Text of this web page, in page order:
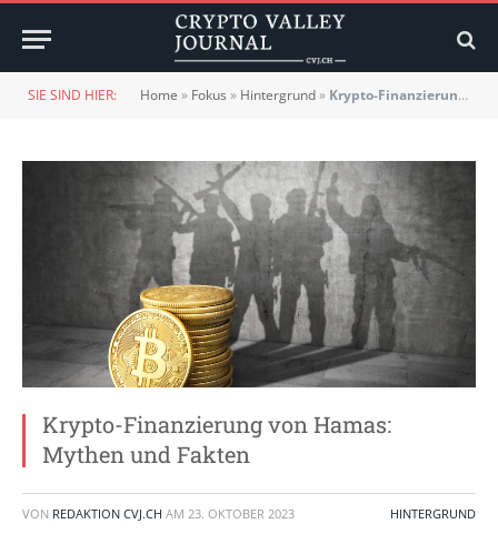
SIE SIND HIER: Home » Fokus » Hintergrund» Krypto-Finanzierung von Hamas: Mythen und Fakten
Krypto-Finanzierung von Hamas:
Mythen und Fakten
VON REDAKTION CVJ.CH AM 23. OKTOBER 2023 HINTERGRUND